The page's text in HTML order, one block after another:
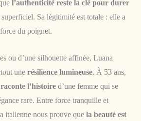
l’authenticité reste la clé pour durer
Sa légitimité est totale : elle a
du poignet.
ou d’une silhouette affinée, Luana
une résilience lumineuse. À 53 ans,
l’histoire d’une femme qui se
rare. Entre force tranquille et
italienne nous prouve que la beauté est